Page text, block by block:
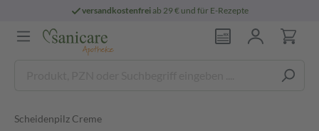
versandkostenfreiab 29 € und für E-Rezepte
Scheidenpilz Creme